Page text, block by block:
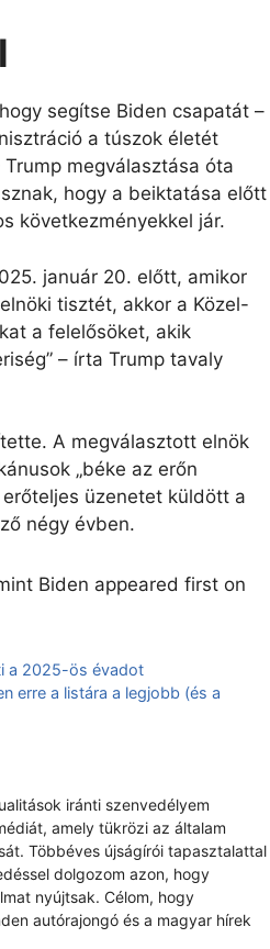
segítse Biden csapatát –
a túszok életét
megválasztása óta
hogy a beiktatása előtt
következményekkel jár.
január 20. előtt, amikor
tisztét, akkor a Közel-
a felelősöket, akik
– írta Trump tavaly
A megválasztott elnök
„béke az erőn
üzenetet küldött a
négy évben.
Biden appeared first on
a 2025-ös évadot
erre a listára a legjobb (és a
iránti szenvedélyem
amely tükrözi az általam
Többéves újságírói tapasztalattal
dolgozom azon, hogy
nyújtsak. Célom, hogy
autórajongó és a magyar hírek